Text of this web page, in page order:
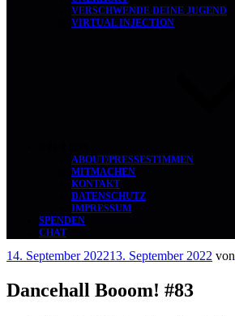
VERSCHWENDE DEINE JUGEND
VIRTUAL INJECTION
ABOUT/PRESSESTIMMEN
MITMACHEN
KONTAKT
DATENSCHUTZ
IMPRESSUM
SPENDEN
CHAT
Veröffentlicht
14. September 202213. September 2022 von
Dancehall Booom! #83